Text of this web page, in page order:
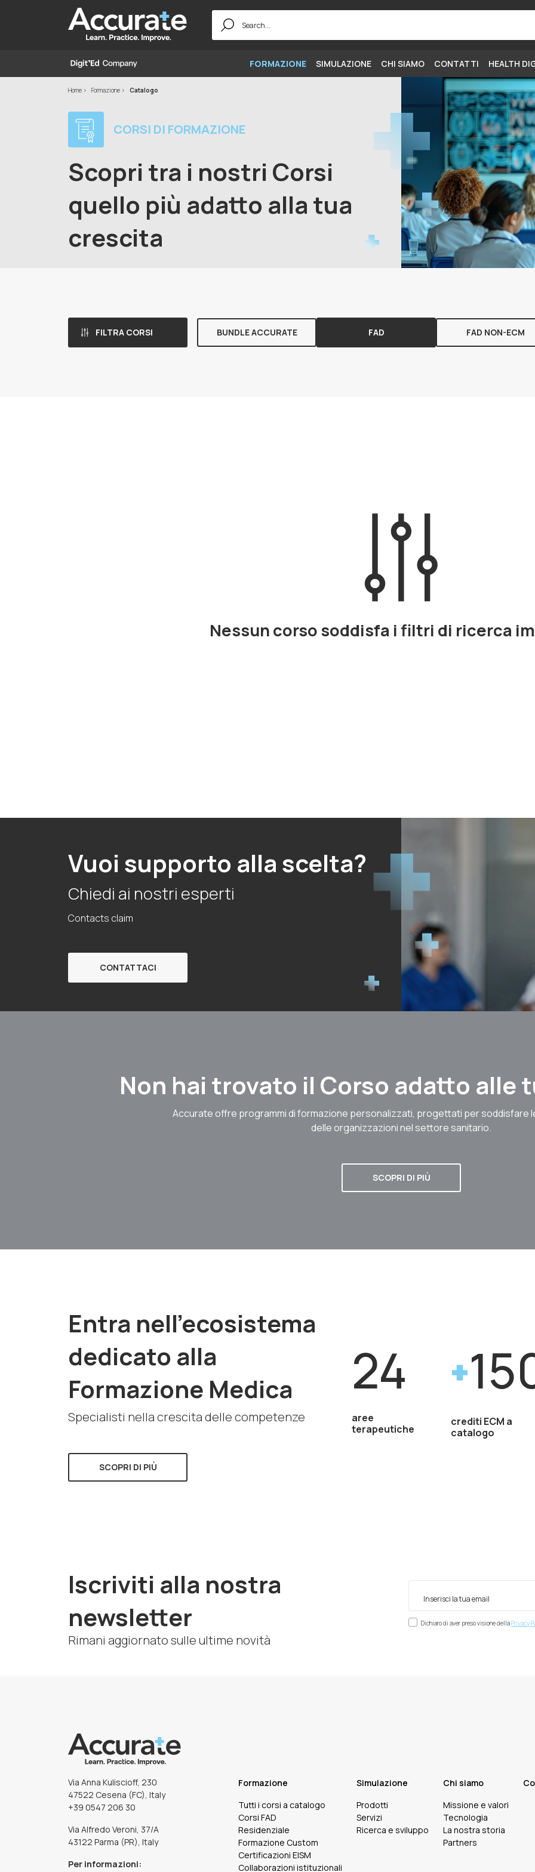
Search
for:
FORMAZIONE SIMULAZIONE CHI SIAMO CONTATTI HEALTH
Home Formazione Catalogo
CORSI DI FORMAZIONE
Scopri tra i nostri Corsi
quello più adatto alla tua
crescita
FILTRA CORSI BUNDLE ACCURATE FAD FAD NON-ECM
Nessun corso soddisfa i filtri di ricerca
Vuoi supporto alla scelta?
Chiedi ai nostri esperti
Contacts claim
CONTATTACI
Non hai trovato il Corso adatto alle
Accurate offre programmi di formazione personalizzati, progettati per soddisfare
delle organizzazioni nel settore sanitario.
SCOPRI DI PIÙ
Entra nell'ecosistema
dedicato alla
Formazione Medica
Specialisti nella crescita delle competenze
SCOPRI DI PIÙ
24
aree
terapeutiche
crediti ECM a
catalogo
Iscriviti alla nostra
newsletter
Rimani aggiornato sulle ultime novità
Dichiaro di aver preso visione dellaPrivacy
Via Anna Kuliscioff, 230
47522 Cesena (FC), Italy
+39 0547 206 30
Via Alfredo Veroni, 37/A
43122 Parma (PR), Italy
Per informazioni:
Formazione
Tutti i corsi a catalogo
Corsi FAD
Residenziale
Formazione Custom
Certificazioni EISM
Collaborazioni istituzionali
Simulazione
Prodotti
Servizi
Ricerca e sviluppo
Chi siamo
Missione e valori
Tecnologia
La nostra storia
Partners